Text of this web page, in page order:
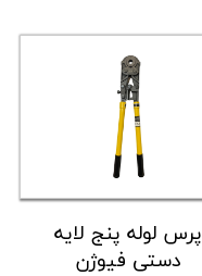
پرس لوله پنج لایه
دستی فیوژن